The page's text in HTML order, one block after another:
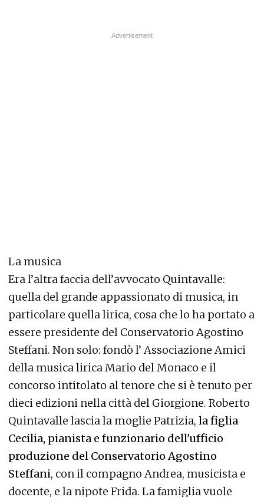
La musica
Era l’altra faccia dell’avvocato Quintavalle:
quella del grande appassionato di musica, in
particolare quella lirica, cosa che lo ha portato a
essere presidente del Conservatorio Agostino
Steffani. Non solo: fondò l’ Associazione Amici
della musica lirica Mario del Monaco e il
concorso intitolato al tenore che si è tenuto per
dieci edizioni nella città del Giorgione. Roberto
Quintavalle lascia la moglie Patrizia, la figlia
Cecilia, pianista e funzionario dell'ufficio
produzione del Conservatorio Agostino
Steffani, con il compagno Andrea, musicista e
docente, e la nipote Frida. La famiglia vuole